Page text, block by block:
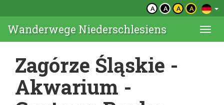
A A A A
Wanderwege Niederschlesiens
Zagórze Śląskie -
Akwarium -